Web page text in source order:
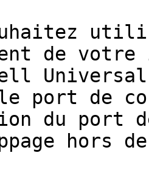
de votre
port de
du port
hors